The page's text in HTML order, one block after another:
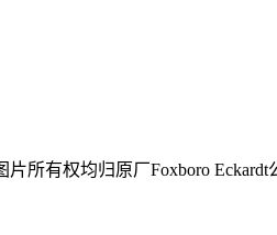
所有权均归原厂Foxboro Eckardt